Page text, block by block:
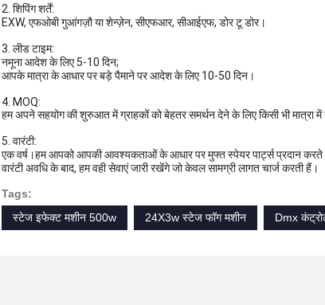
2. शिपिंग शर्तें:
EXW, एफओबी गुआंगज़ौ या शेन्ज़ेन, सीएफआर, सीआईएफ, डोर टू डोर।
3. लीड टाइम:
नमूना आदेश के लिए 5-10 दिन;
आपके मात्रा के आधार पर बड़े पैमाने पर आदेश के लिए 10-50 दिन।
4. MOQ:
हम अपने सहयोग की शुरुआत में ग्राहकों को बेहतर समर्थन देने के लिए किसी भी मात्रा
5. वारंटी:
एक वर्ष।हम आपको आपकी आवश्यकताओं के आधार पर मुफ्त स्पेयर पार्ट्स प्रदान करते
वारंटी अवधि के बाद, हम वही सेवाएं जारी रखेंगे जो केवल सामग्री लागत चार्ज करती हैं।
Tags:
स्टेज इफेक्ट मशीन 500w
24X3w स्टेज फॉग मशीन Dmx